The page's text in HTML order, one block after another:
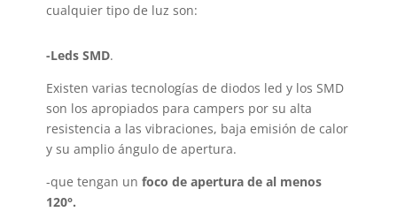
cualquier tipo de luz son:
-Leds SMD.
Existen varias tecnologías de diodos led y los SMD
son los apropiados para campers por su alta
resistencia a las vibraciones, baja emisión de calor
y su amplio ángulo de apertura.
-que tengan un foco de apertura de al menos
120°.